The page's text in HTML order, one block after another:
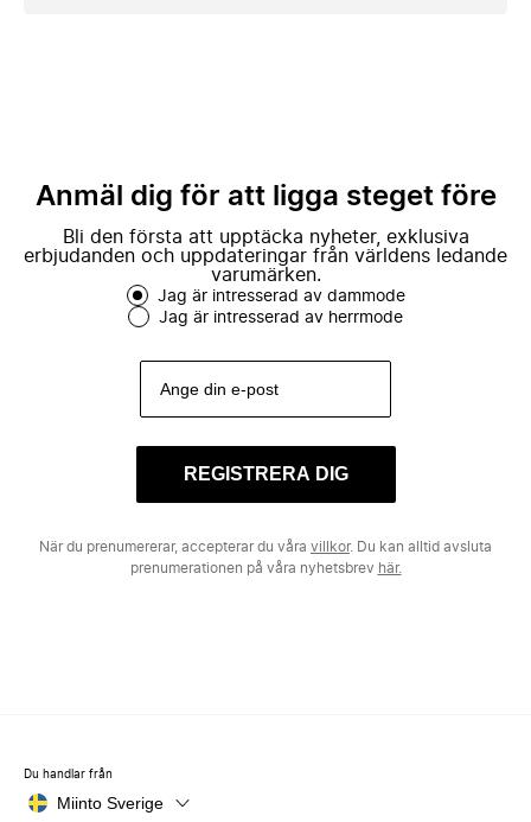
Anmäl dig för att ligga steget före
Bli den första att upptäcka nyheter, exklusiva
erbjudanden och uppdateringar från världens ledande
varumärken.
Jag är intresserad av dammode
Jag är intresserad av herrmode
REGISTRERA DIG
När du prenumererar, accepterar du våra villkor. Du kan alltid avsluta
prenumerationen på våra nyhetsbrev här.
Du handlar från
Miinto Sverige